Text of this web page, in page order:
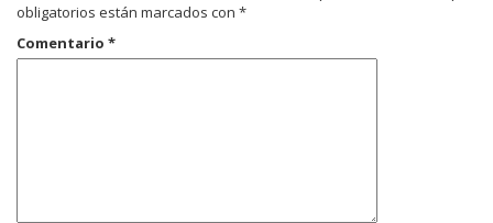
obligatorios están marcados con *
Comentario *